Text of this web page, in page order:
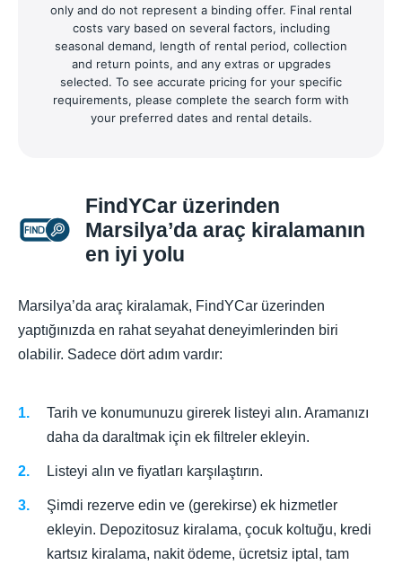
only and do not represent a binding offer. Final rental
costs vary based on several factors, including
seasonal demand, length of rental period, collection
and return points, and any extras or upgrades
selected. To see accurate pricing for your specific
requirements, please complete the search form with
your preferred dates and rental details.
FindYCar üzerinden
Marsilya’da araç kiralamanın
en iyi yolu
Marsilya’da araç kiralamak, FindYCar üzerinden
yaptığınızda en rahat seyahat deneyimlerinden biri
olabilir. Sadece dört adım vardır:
Tarih ve konumunuzu girerek listeyi alın. Aramanızı
daha da daraltmak için ek filtreler ekleyin.
Listeyi alın ve fiyatları karşılaştırın.
Şimdi rezerve edin ve (gerekirse) ek hizmetler
ekleyin. Depozitosuz kiralama, çocuk koltuğu, kredi
kartsız kiralama, nakit ödeme, ücretsiz iptal, tam